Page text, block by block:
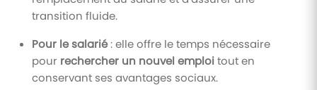
transition fluide.
Pour le salarié: elle offre le temps nécessaire
pour rechercher un nouvel emploitout en
conservant ses avantages sociaux.